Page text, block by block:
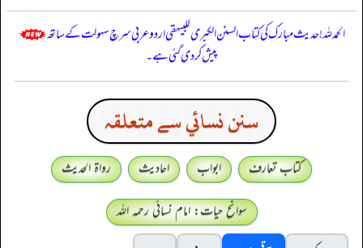
الحمدللہ! حدیث مبارک کی کتاب السنن الكبرى للبيهقي اردو عربی سرچ سہولت کے ساتھ
پیش کر دی گئی ہے۔
سنن نسائي سے متعلقہ
کتاب تعارف ابواب احادیث
رواۃ الحدیث
سوانح حیات: امام نسائی رحمہ اللہ